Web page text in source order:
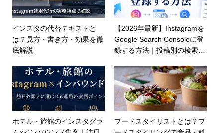
インスタの代替テキストと
は？見方・書き方・効果を徹
底解説
【2026年最新】Instagramを
Google Search Consoleに登
録する方法｜投稿別の検索流
を解説
ホテル・旅館のインスタグラ
フードスタイリストとは？フ